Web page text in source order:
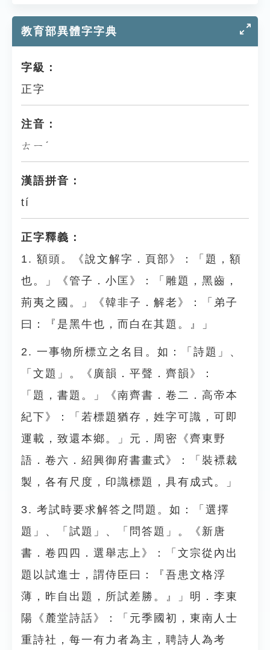
教育部異體字字典
字級：
正字
注音：
ㄊㄧˊ
漢語拼音：
tí
正字釋義：
1. 額頭。《說文解字．頁部》：「題，額
也。」《管子．小匡》：「雕題，黑齒，
荊夷之國。」《韓非子．解老》：「弟子
曰：『是黑牛也，而白在其題。』」
2. 一事物所標立之名目。如：「詩題」、
「文題」。《廣韻．平聲．齊韻》：
「題，書題。」《南齊書．卷二．高帝本
紀下》：「若標題猶存，姓字可識，可即
運載，致還本鄉。」元．周密《齊東野
語．卷六．紹興御府書畫式》：「裝褾裁
製，各有尺度，印識標題，具有成式。」
3. 考試時要求解答之問題。如：「選擇
題」、「試題」、「問答題」。《新唐
書．卷四四．選舉志上》：「文宗從內出
題以試進士，謂侍臣曰：『吾患文格浮
薄，昨自出題，所試差勝。』」明．李東
陽《麓堂詩話》：「元季國初，東南人士
重詩社，每一有力者為主，聘詩人為考